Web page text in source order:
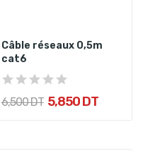
Câble réseaux 0,5m
cat6
6,500 DT 5,850 DT